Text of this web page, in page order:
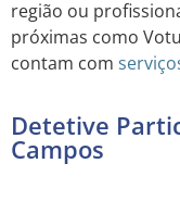
região ou
próximas como
contam com
Detetive
Campos